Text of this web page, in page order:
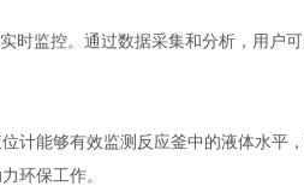
监控。通过数据采集和分析，用户可
能够有效监测反应釜中的液体水平
环保工作。